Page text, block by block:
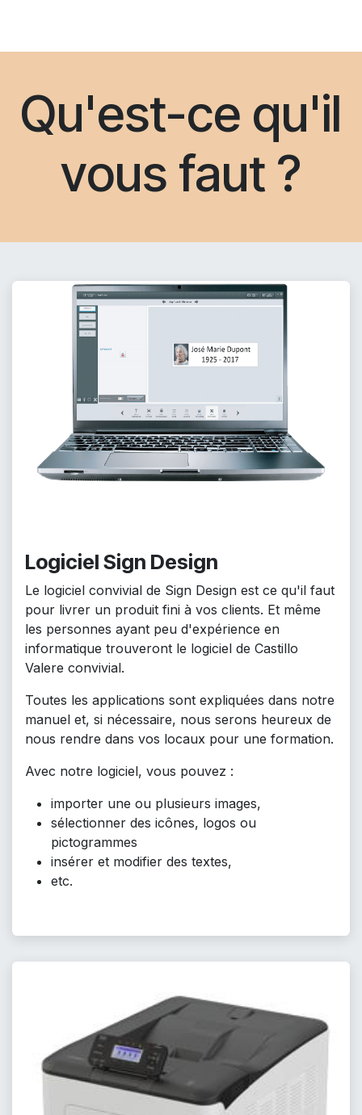
Qu'est-ce qu'il
vous faut ?
Logiciel Sign Design
Le logiciel convivial de Sign Design est ce qu'il faut
pour livrer un produit fini à vos clients. Et même
les personnes ayant peu d'expérience en
informatique trouveront le logiciel de Castillo
Valere convivial.
Toutes les applications sont expliquées dans notre
manuel et, si nécessaire, nous serons heureux de
nous rendre dans vos locaux pour une formation.
Avec notre logiciel, vous pouvez :
importer une ou plusieurs images,
sélectionner des icônes, logos ou
pictogrammes
insérer et modifier des textes,
etc.